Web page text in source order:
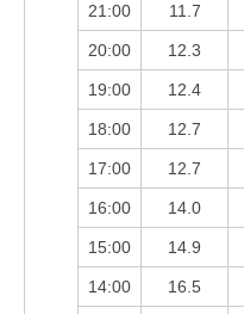
21:00 11.7
20:00 12.3
19:00 12.4
18:00 12.7
17:00 12.7
16:00 14.0
15:00 14.9
14:00 16.5